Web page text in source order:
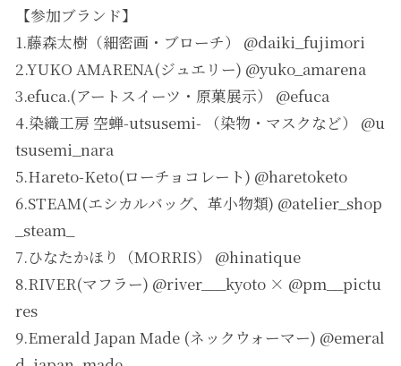
【参加ブランド】
1.藤森太樹（細密画・ブローチ） @daiki_fujimori
2.YUKO AMARENA(ジュエリー) @yuko_amarena
3.efuca.(アートスイーツ・原菓展示） @efuca
4.染織工房 空蝉-utsusemi- （染物・マスクなど） @u
tsusemi_nara
5.Hareto-Keto(ローチョコレート) @haretoketo
6.STEAM(エシカルバッグ、革小物類) @atelier_shop
_steam_
7.ひなたかほり（MORRIS） @hinatique
8.RIVER(マフラー) @river___kyoto × @pm__pictu
res
9.Emerald Japan Made (ネックウォーマー) @emeral